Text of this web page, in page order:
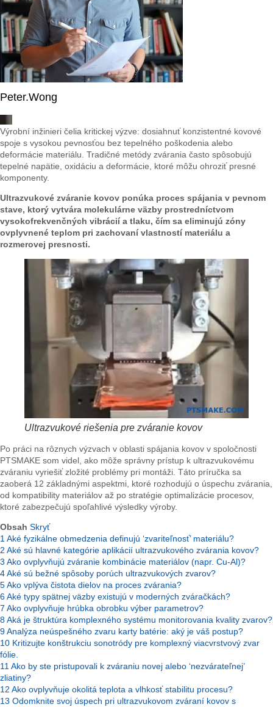
Peter.Wong
Výrobní inžinieri čelia kritickej výzve: dosiahnuť konzistentné kovové
spoje s vysokou pevnosťou bez tepelného poškodenia alebo
deformácie materiálu. Tradičné metódy zvárania často spôsobujú
tepelné napätie, oxidáciu a deformácie, ktoré môžu ohroziť presné
komponenty.
Ultrazvukové zváranie kovov ponúka proces spájania v pevnom
stave, ktorý vytvára molekulárne väzby prostredníctvom
vysokofrekvenčných vibrácií a tlaku, čím sa eliminujú zóny
ovplyvnené teplom pri zachovaní vlastností materiálu a
rozmerovej presnosti.
Ultrazvukové riešenia pre zváranie kovov
Po práci na rôznych výzvach v oblasti spájania kovov v spoločnosti
PTSMAKE som videl, ako môže správny prístup k ultrazvukovému
zváraniu vyriešiť zložité problémy pri montáži. Táto príručka sa
zaoberá 12 základnými aspektmi, ktoré rozhodujú o úspechu zvárania,
od kompatibility materiálov až po stratégie optimalizácie procesov,
ktoré zabezpečujú spoľahlivé výsledky výroby.
Obsah Skryť
1Aké fyzikálne obmedzenia definujú ‘zvariteľnosť’ materiálu?
2 Aké sú hlavné kategórie aplikácií ultrazvukového zvárania kovov?
3 Ako ovplyvňujú zváranie kombinácie materiálov (napr. Cu-Al)?
4Aké sú bežné spôsoby porúch ultrazvukových zvarov?
5Ako vplýva čistota dielov na proces zvárania?
6Aké typy spätnej väzby existujú v moderných zváračkách?
7 Ako ovplyvňuje hrúbka obrobku výber parametrov?
8Aká je štruktúra komplexného systému monitorovania kvality zvarov?
9Analýza neúspešného zvaru karty batérie: aký je váš postup?
10 Kritizujte konštrukciu sonotródy pre komplexný viacvrstvový zvar
fólie.
11Ako by ste pristupovali k zváraniu novej alebo ‘nezvárateľnej’
zliatiny?
12 Ako ovplyvňuje okolitá teplota a vlhkosť stabilitu procesu?
13 Odomknite svoj úspech pri ultrazvukovom zváraní kovov s